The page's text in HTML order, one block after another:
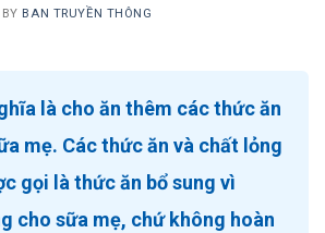
BY BAN TRUYỀN THÔNG
là cho ăn thêm các thức ăn
mẹ. Các thức ăn và chất lỏng
gọi là thức ăn bổ sung vì
cho sữa mẹ, chứ không hoàn